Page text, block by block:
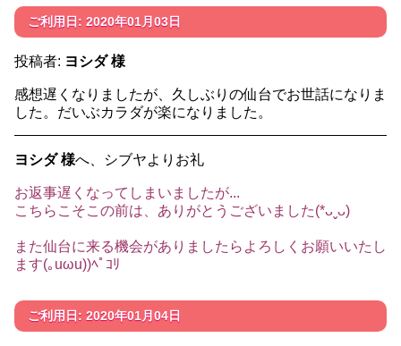
ご利用日: 2020年01月03日
投稿者: ヨシダ 様
感想遅くなりましたが、久しぶりの仙台でお世話になりま
した。だいぶカラダが楽になりました。
ヨシダ 様へ、シブヤよりお礼
お返事遅くなってしまいましたが...
こちらこそこの前は、ありがとうございました(*ᴗˬᴗ)
また仙台に来る機会がありましたらよろしくお願いいたし
ます(｡uωu))ﾍﾟｺﾘ
ご利用日: 2020年01月04日